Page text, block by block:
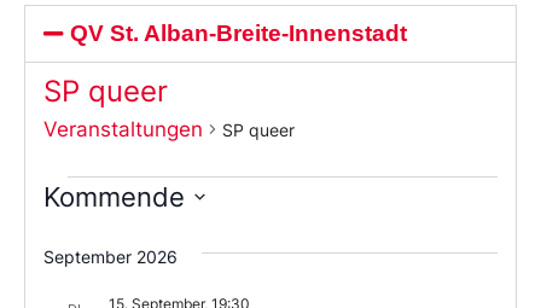
QV St. Alban-Breite-Innenstadt
SP queer
Veranstaltungen SP queer
Kommende
Sie
das
September 2026
15. September, 19:30